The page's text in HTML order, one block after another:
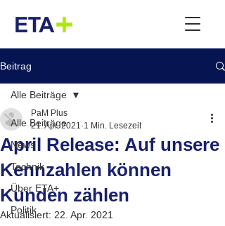
Beitrag
Alle Beiträge
News
Technik
Über ETA+
Politik
Alle Beiträge
April Release: Auf unsere
Kennzahlen können
Kunden zählen
PaM Plus
21. Apr. 2021 1 Min. Lesezeit
Aktualisiert: 22. Apr. 2021